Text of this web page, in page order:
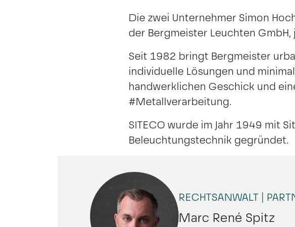
BERLIN HAMBURG MÜNCHEN
Die zwei Unternehmer Simon
der Bergmeister Leuchten
Seit 1982 bringt Bergmeister
individuelle Lösungen und
handwerklichen Geschick und
#Metallverarbeitung.
SITECO wurde im Jahr 1949 mit
Beleuchtungstechnik gegründet.
RECHTSANWALT |
Marc René Spitz